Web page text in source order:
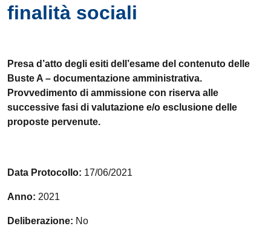
finalità sociali
Presa d’atto degli esiti dell’esame del contenuto delle
Buste A – documentazione amministrativa.
Provvedimento di ammissione con riserva alle
successive fasi di valutazione e/o esclusione delle
proposte pervenute.
Data Protocollo: 17/06/2021
Anno: 2021
Deliberazione: No